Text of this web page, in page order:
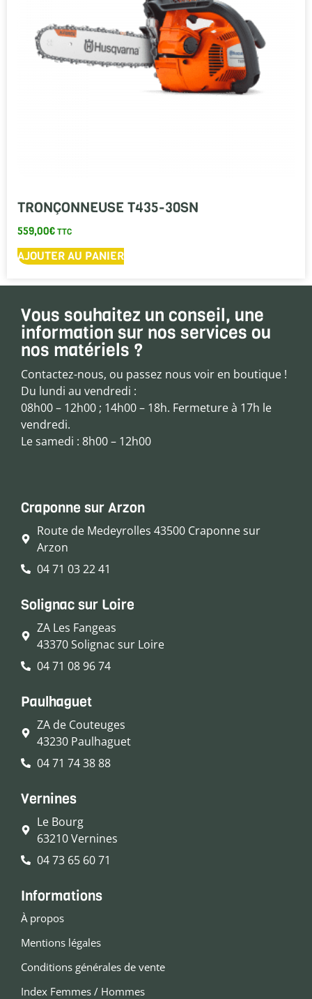
TRONÇONNEUSE T435-30SN
559,00€TTC
AJOUTER AU PANIER
Vous souhaitez un conseil, une
information sur nos services ou
nos matériels ?
Contactez-nous, ou passez nous voir en boutique !
Du lundi au vendredi :
08h00 – 12h00 ; 14h00 – 18h. Fermeture à 17h le
vendredi.
Le samedi : 8h00 – 12h00
Craponne sur Arzon
Route de Medeyrolles 43500 Craponne sur
Arzon
04 71 03 22 41
Solignac sur Loire
ZA Les Fangeas
43370 Solignac sur Loire
04 71 08 96 74
Paulhaguet
ZA de Couteuges
43230 Paulhaguet
04 71 74 38 88
Vernines
Le Bourg
63210 Vernines
04 73 65 60 71
Informations
À propos
Mentions légales
Conditions générales de vente
Index Femmes / Hommes